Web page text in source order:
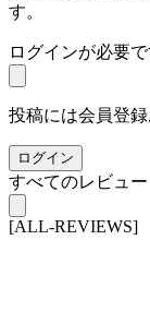
す。
ログインが必要
投稿には会員登
ログイン
すべてのレビュー
[ALL-REVIEWS]